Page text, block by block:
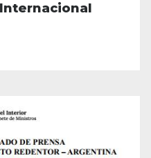
Internacional